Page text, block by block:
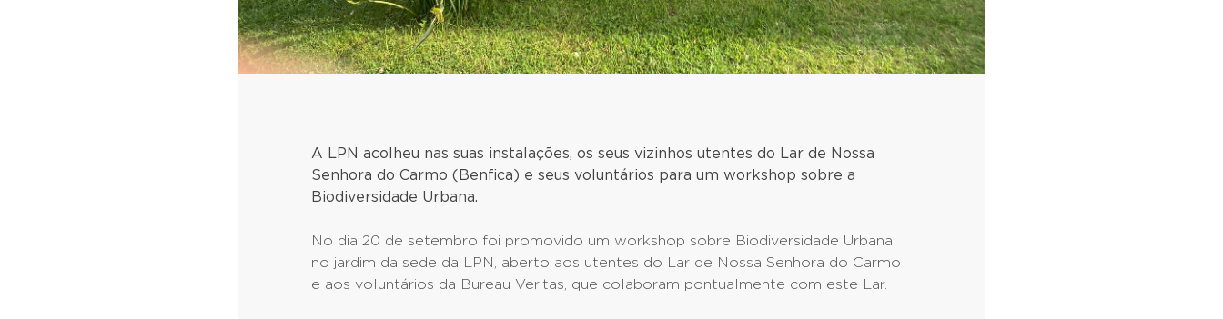
A LPN acolheu nas suas instalações, os seus vizinhos utentes do Lar de Nossa
Senhora do Carmo (Benfica) e seus voluntários para um workshop sobre a
Biodiversidade Urbana.
No dia 20 de setembro foi promovido um workshop sobre Biodiversidade Urbana
no jardim da sede da LPN, aberto aos utentes do Lar de Nossa Senhora do Carmo
e aos voluntários da Bureau Veritas, que colaboram pontualmente com este Lar.